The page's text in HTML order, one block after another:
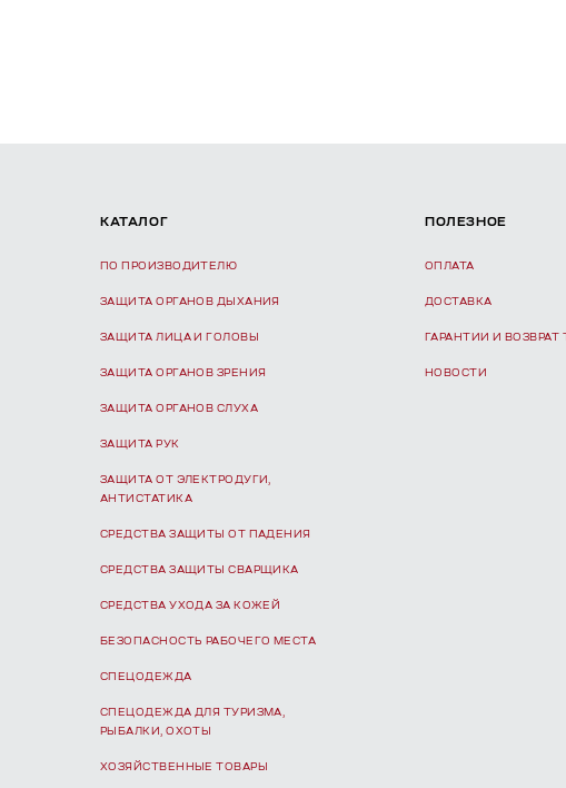
КАТАЛОГ
ПО ПРОИЗВОДИТЕЛЮ
ЗАЩИТА ОРГАНОВ ДЫХАНИЯ
ЗАЩИТА ЛИЦА И ГОЛОВЫ
ЗАЩИТА ОРГАНОВ ЗРЕНИЯ
ЗАЩИТА ОРГАНОВ СЛУХА
ЗАЩИТА РУК
ЗАЩИТА ОТ ЭЛЕКТРОДУГИ,
АНТИСТАТИКА
СРЕДСТВА ЗАЩИТЫ ОТ ПАДЕНИЯ
СРЕДСТВА ЗАЩИТЫ СВАРЩИКА
СРЕДСТВА УХОДА ЗА КОЖЕЙ
БЕЗОПАСНОСТЬ РАБОЧЕГО МЕСТА
СПЕЦОДЕЖДА
СПЕЦОДЕЖДА ДЛЯ ТУРИЗМА,
РЫБАЛКИ, ОХОТЫ
ХОЗЯЙСТВЕННЫЕ ТОВАРЫ
ПОЛЕЗНОЕ
ОПЛАТА
ДОСТАВКА
ГАРАНТИИ И ВОЗВРАТ
НОВОСТИ